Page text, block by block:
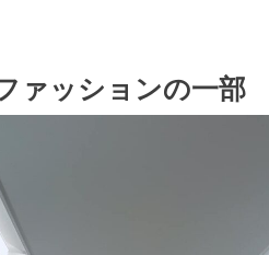
ァッションの一部